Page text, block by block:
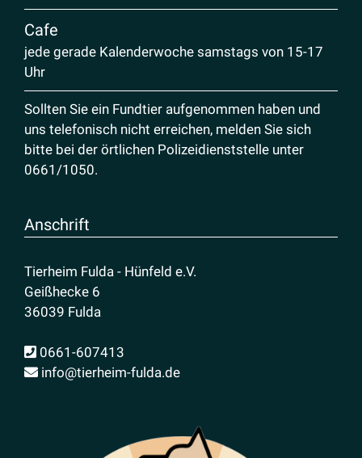
Cafe
jede gerade Kalenderwoche samstags von 15-17
Uhr
Sollten Sie ein Fundtier aufgenommen haben und
uns telefonisch nicht erreichen, melden Sie sich
bitte bei der örtlichen Polizeidienststelle unter
0661/1050.
Anschrift
Tierheim Fulda - Hünfeld e.V.
Geißhecke 6
36039 Fulda
0661-607413
info@tierheim-fulda.de